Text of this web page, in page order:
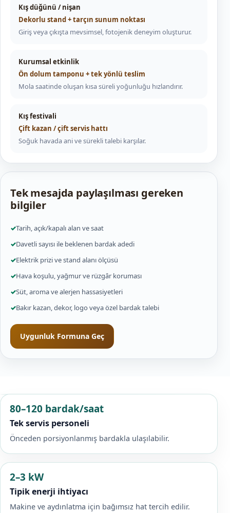
Kış düğünü / nişan
Dekorlu stand + tarçın sunum noktası
Giriş veya çıkışta mevsimsel, fotojenik deneyim oluşturur.
Kurumsal etkinlik
Ön dolum tamponu + tek yönlü teslim
Mola saatinde oluşan kısa süreli yoğunluğu hızlandırır.
Kış festivali
Çift kazan / çift servis hattı
Soğuk havada ani ve sürekli talebi karşılar.
Tek mesajda paylaşılması gereken
bilgiler
✓Tarih, açık/kapalı alan ve saat
✓Davetli sayısı ile beklenen bardak adedi
✓Elektrik prizi ve stand alanı ölçüsü
✓Hava koşulu, yağmur ve rüzgâr koruması
✓Süt, aroma ve alerjen hassasiyetleri
✓Bakır kazan, dekor, logo veya özel bardak talebi
Uygunluk Formuna Geç
80–120 bardak/saat
Tek servis personeli
Önceden porsiyonlanmış bardakla ulaşılabilir.
2–3 kW
Tipik enerji ihtiyacı
Makine ve aydınlatma için bağımsız hat tercih edilir.